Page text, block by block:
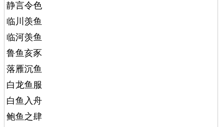
静言令色
临川羡鱼
临河羡鱼
鲁鱼亥豕
落雁沉鱼
白龙鱼服
白鱼入舟
鲍鱼之肆